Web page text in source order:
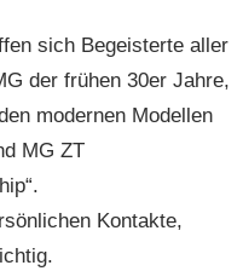
sich Begeisterte aller
der frühen 30er Jahre,
modernen Modellen
MG ZT
Kontakte,